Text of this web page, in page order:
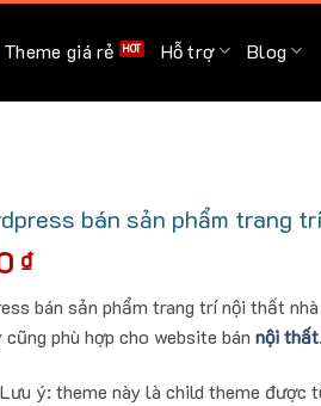
Theme giá rẻ Hỗ trợ Blog
bán sản phẩm trang
₫
bán sản phẩm trang trí nội thất
cũng phù hợp cho website bán nội thất.
Lưu ý: theme này là child theme được